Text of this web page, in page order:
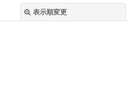
表示順変更